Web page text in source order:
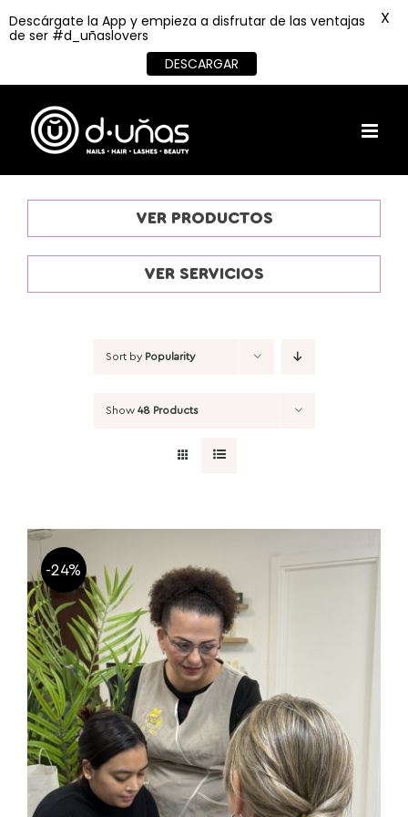
content
VER PRODUCTOS
VER SERVICIOS
Sort by Popularity
Show 48 Products
-24%
Descárgate la App y empieza a disfrutar de las ventajas
de ser #d_uñaslovers
DESCARGAR
X